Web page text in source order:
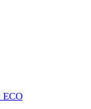
ECO